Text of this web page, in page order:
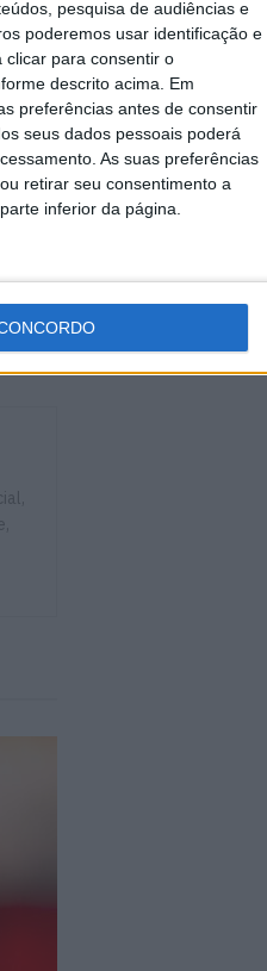
pesquisa de audiências e
poderemos usar identificação e
clicar para consentir o
descrito acima. Em
preferências antes de consentir
seus dados pessoais poderá
As suas preferências
retirar seu consentimento a
inferior da página.
é